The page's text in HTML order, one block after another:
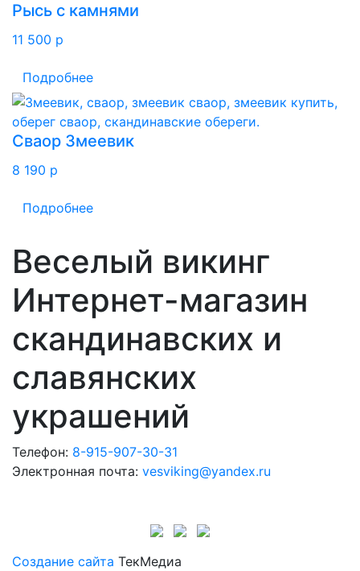
Рысь с камнями
11 500 p
Подробнее
Сваор Змеевик
8 190 p
Подробнее
Веселый викинг
Интернет-магазин
скандинавских и
славянских
украшений
Телефон: 8-915-907-30-31
Электронная почта: vesviking@yandex.ru
Создание сайта ТекМедиа